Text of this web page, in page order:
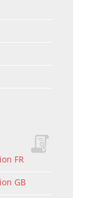
FR
GB